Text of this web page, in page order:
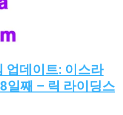
업데이트: 이스라
일째 – 릭 라이딩스